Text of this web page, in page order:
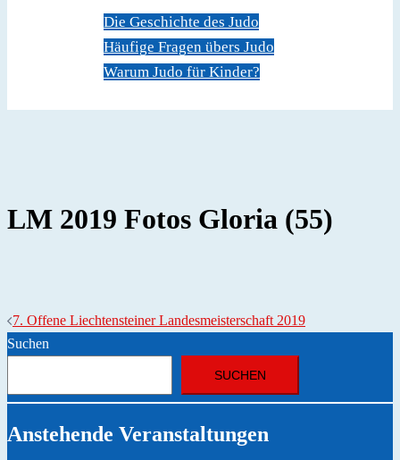
Die Geschichte des Judo
Häufige Fragen übers Judo
Warum Judo für Kinder?
LM 2019 Fotos Gloria (55)
Beitragsnavigation
7. Offene Liechtensteiner Landesmeisterschaft 2019
Suchen
SUCHEN
Anstehende Veranstaltungen